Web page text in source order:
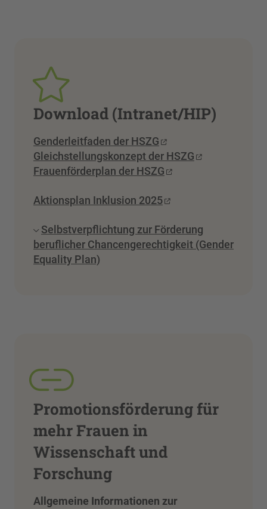
Download (Intranet/HIP)
Genderleitfaden der HSZG
Gleichstellungskonzept der HSZG
Frauenförderplan der HSZG
Aktionsplan Inklusion 2025
Selbstverpflichtung zur Förderung
beruflicher Chancengerechtigkeit (Gender
Equality Plan)
Promotionsförderung für
mehr Frauen in
Wissenschaft und
Forschung
Allgemeine Informationen zur